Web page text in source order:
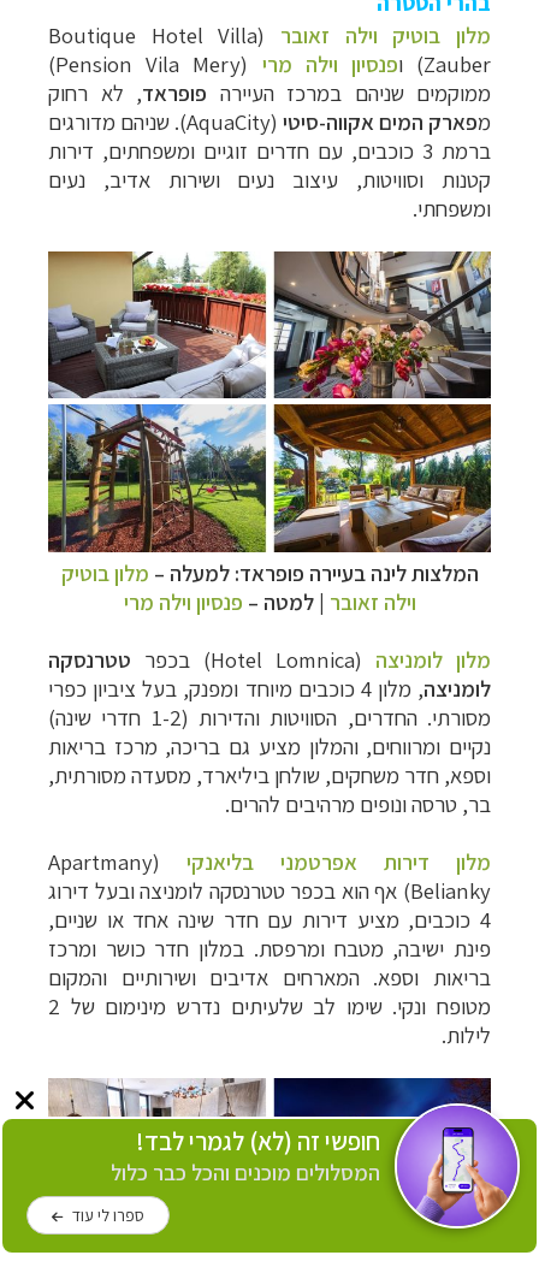
מלון בוטיק וילה זאובר
(Boutique Hotel Villa
Zauber) ו
פנסיון וילה מרי
(Pension Vila Mery)
ממוקמים שניהם במרכז העיירה פופראד, לא רחוק
מפארק המים אקווה-סיטי
(AquaCity). שניהם מדורגים
ברמת 3 כוכבים, עם חדרים זוגיים ומשפחתים, דירות
קטנות וסוויטות, עיצוב נעים ושירות אדיב, נעים
ומשפחתי.
המלצות לינה בעיירה פופראד: למעלה – מלון בוטיק
וילה זאובר | למטה – פנסיון וילה מרי
מלון לומניצה (
Hotel Lomnica) בכפר טטרנסקה
לומניצה
, מלון 4 כוכבים מיוחד ומפנק, בעל ציביון כפרי
מסורתי. החדרים, הסוויטות והדירות (1-2 חדרי שינה)
נקיים ומרווחים, והמלון מציע גם בריכה, מרכז בריאות
וספא, חדר משחקים, שולחן ביליארד, מסעדה מסורתית,
בר, טרסה ונופים מרהיבים להרים.
מלון דירות אפרטמני בליאנקי (
Apartmany
Belianky) אף הוא בכפר טטרנסקה לומניצה ובעל דירוג
4 כוכבים, מציע דירות עם חדר שינה אחד או שניים,
פינת ישיבה, מטבח ומרפסת. במלון חדר כושר ומרכז
בריאות וספא. המארחים אדיבים ושירותיים והמקום
מטופח ונקי.
שימו לב שלעיתים נדרש מינימום של 2
לילות.
חופשי זה (לא) לגמרי לבד!
המסלולים מוכנים והכל כבר כלול
ספרו לי עוד